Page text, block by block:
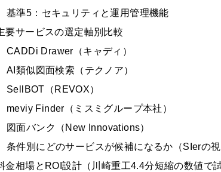
基準5：セキュリティと運用管理機能
要サービスの選定軸別比較
CADDi Drawer（キャディ）
AI類似図面検索（テクノア）
SellBOT（REVOX）
meviy Finder（ミスミグループ本社）
図面バンク（New Innovations）
条件別にどのサービスが候補になるか（SIerの視
金相場とROI設計（川崎重工4.4分短縮の数値で試